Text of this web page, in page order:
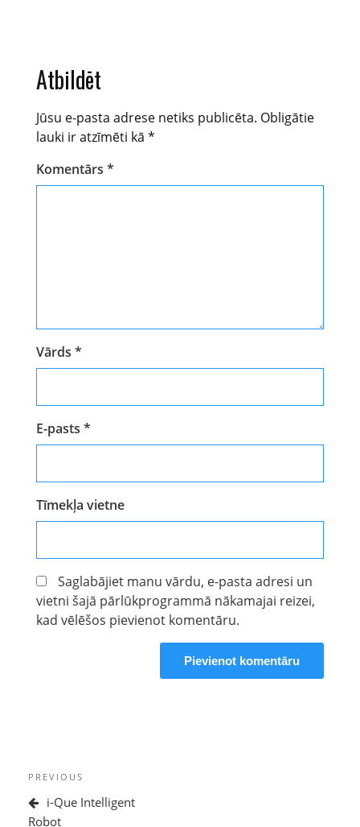
Atbildēt
Jūsu e-pasta adrese netiks publicēta. Obligātie
lauki ir atzīmēti kā *
Komentārs *
Vārds *
E-pasts *
Tīmekļa vietne
Saglabājiet manu vārdu, e-pasta adresi un
vietni šajā pārlūkprogrammā nākamajai reizei,
kad vēlēšos pievienot komentāru.
Ziņu
izvēlne
Previous
Post
PREVIOUS
i-Que Intelligent
Robot